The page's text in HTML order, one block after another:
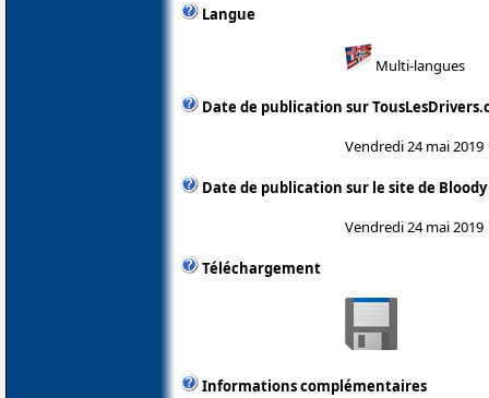
Langue
Multi-langues
Date de publication sur
Vendredi 24 mai 2019
Date de publication sur le site de Bloody
Vendredi 24 mai 2019
Téléchargement
Informations complémentaires